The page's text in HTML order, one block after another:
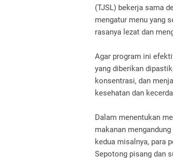
(TJSL) bekerja sama
mengatur menu yang
rasanya lezat dan
Agar program ini
yang diberikan
konsentrasi, dan
kesehatan dan
Dalam menentukan
makanan
kedua misalnya, para
Sepotong pisang dan